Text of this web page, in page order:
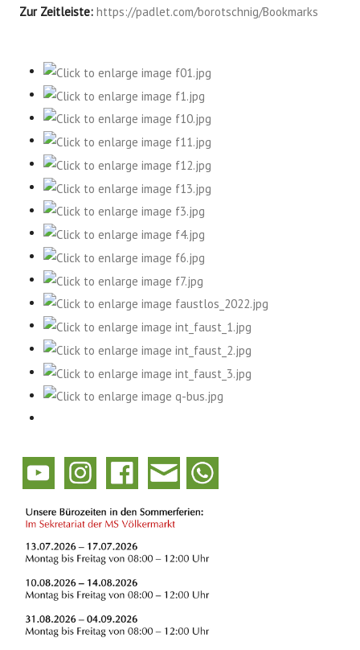
Zur Zeitleiste: https://padlet.com/borotschnig/Bookmarks